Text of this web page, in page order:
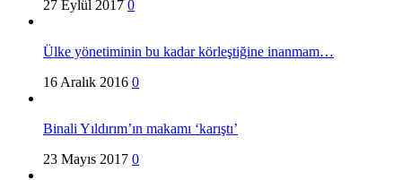
27 Eylül 2017 0
Ülke yönetiminin bu kadar körleştiğine inanmam…
16 Aralık 2016 0
Binali Yıldırım’ın makamı ‘karıştı’
23 Mayıs 2017 0